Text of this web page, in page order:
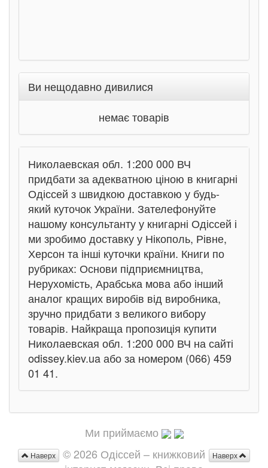
Ви нещодавно дивилися
немає товарів
Николаевская обл. 1:200 000 ВЧ
придбати за адекватною ціною в книгарні
Одіссей з швидкою доставкою у будь-
який куточок України. Зателефонуйте
нашому консультанту у книгарні Одіссей і
ми зробимо доставку у Нікополь, Рівне,
Херсон та інші куточки країни. Книги по
рубриках: Основи підприємництва,
Нерухомість, Арабська мова або інший
аналог кращих виробів від виробника,
зручно придбати з великого вибору
товарів. Найкраща пропозиція купити
Николаевская обл. 1:200 000 ВЧ на сайті
odissey.kiev.ua або за номером (066) 459
01 41.
Ми приймаємо
Наверх
Наверх
© 2026 Одіссей – книжковий